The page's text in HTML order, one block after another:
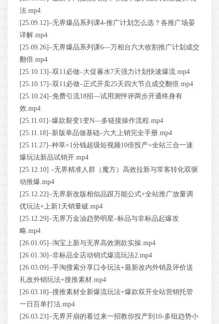
法.mp4
[25.09.12]–无界爆品系列课4-推广计划怎么选？各推广场晏
详解.mp4
[25.09.26]–无界爆品系列课6—万相台六大收割推广计划成交
翻倍.mp4
[25.10.13]–双11必做–大促蕃水7天强力计划快速爆流.mp4
[25.10.17]–双11必做–正式开卖25天四大节点成交翻倍.mp4
[25.10.24]–免费引流18招—试用测怦评两步开通终身有
效.mp4
[25.11.01]–爆款裂变1变N—多链接操作流程.mp4
[25.11.18]–新版单品做基础–六大上销完全手册.mp4
[25.11.27]–种草+1分钱超级短视频10倍投产+全站三合一速
爆玩法新品试销开.mp4
[25.12.10] –无界精准人群（魔方）高效拉新与常客转化双驱
动推爆.mp4
[25.12.22]–无界新改版相似品跟万能公式+全站推广放量调
优玩法+上新1天销量破.mp4
[25.12.29]–无界万金油趋势明星–标品与非标品起爆攻
略.mp4
[26.01.05]–淘宝上新与无界高效测款实操.mp4
[26.01.30]–非标品全店动销式爆流玩法2.mp4
[26.03.09]–手淘搜索分享口令玩法+最新改内外销及评价送
礼改外销玩法+搜推素材.mp4
[26.03.18]–搜推素材全新爆流玩法+爆款双开全站营销托管
一日百单打法.mp4
[26.03.23]–无界开崩的看过来一招教你投产到10-多组趋势小